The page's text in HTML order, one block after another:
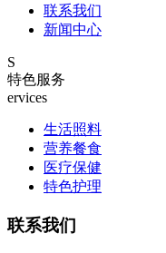
联系我们
新闻中心
S
特色服务
ervices
生活照料
营养餐食
医疗保健
特色护理
联系我们